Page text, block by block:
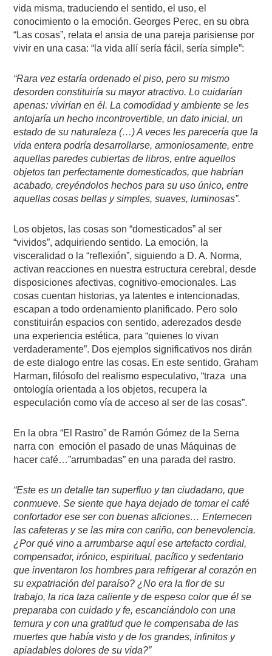
vida misma, traduciendo el sentido, el uso, el
conocimiento o la emoción. Georges Perec, en su obra
“Las cosas”, relata el ansia de una pareja parisiense por
vivir en una casa: “la vida allí sería fácil, sería simple”:
“Rara vez estaría ordenado el piso, pero su mismo
desorden constituiría su mayor atractivo. Lo cuidarían
apenas: vivirían en él. La comodidad y ambiente se les
antojaría un hecho incontrovertible, un dato inicial, un
estado de su naturaleza (…) A veces les parecería que la
vida entera podría desarrollarse, armoniosamente, entre
aquellas paredes cubiertas de libros, entre aquellos
objetos tan perfectamente domesticados, que habrían
acabado, creyéndolos hechos para su uso único, entre
aquellas cosas bellas y simples, suaves, luminosas”.
Los objetos, las cosas son “domesticados” al ser
“vividos”, adquiriendo sentido. La emoción, la
visceralidad o la “reflexión”, siguiendo a D. A. Norma,
activan reacciones en nuestra estructura cerebral, desde
disposiciones afectivas, cognitivo-emocionales. Las
cosas cuentan historias, ya latentes e intencionadas,
escapan a todo ordenamiento planificado. Pero solo
constituirán espacios con sentido, aderezados desde
una experiencia estética, para “quienes lo vivan
verdaderamente”. Dos ejemplos significativos nos dirán
de este dialogo entre las cosas. En este sentido, Graham
Harman, filósofo del realismo especulativo, “traza una
ontología orientada a los objetos, recupera la
especulación como vía de acceso al ser de las cosas”.
En la obra “El Rastro” de Ramón Gómez de la Serna
narra con emoción el pasado de unas Máquinas de
hacer café…”arrumbadas” en una parada del rastro.
“Este es un detalle tan superfluo y tan ciudadano, que
conmueve. Se siente que haya dejado de tomar el café
confortador ese ser con buenas aficiones… Enternecen
las cafeteras y se las mira con cariño, con benevolencia.
¿Por qué vino a arrumbarse aquí ese artefacto cordial,
compensador, irónico, espiritual, pacífico y sedentario
que inventaron los hombres para refrigerar al corazón en
su expatriación del paraíso? ¿No era la flor de su
trabajo, la rica taza caliente y de espeso color que él se
preparaba con cuidado y fe, escanciándolo con una
ternura y con una gratitud que le compensaba de las
muertes que había visto y de los grandes, infinitos y
apiadables dolores de su vida?”